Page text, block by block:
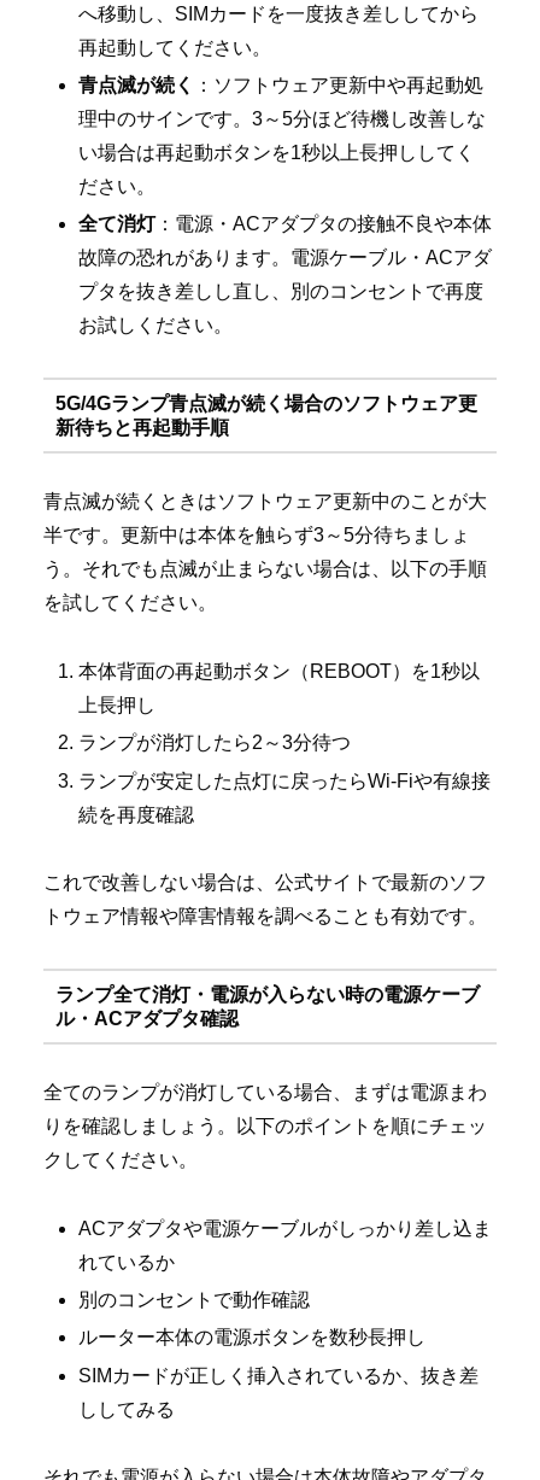
へ移動し、SIMカードを一度抜き差ししてから
再起動してください。
青点滅が続く
：ソフトウェア更新中や再起動処
理中のサインです。3～5分ほど待機し改善しな
い場合は再起動ボタンを1秒以上長押ししてく
ださい。
全て消灯：電源・ACアダプタの接触不良や本体
故障の恐れがあります。電源ケーブル・ACアダ
プタを抜き差しし直し、別のコンセントで再度
お試しください。
5G/4Gランプ青点滅が続く場合のソフトウェア更
新待ちと再起動手順
青点滅が続くときはソフトウェア更新中のことが大
半です。更新中は本体を触らず3～5分待ちましょ
う。それでも点滅が止まらない場合は、以下の手順
を試してください。
本体背面の再起動ボタン（REBOOT）を1秒以
上長押し
ランプが消灯したら2～3分待つ
ランプが安定した点灯に戻ったらWi-Fiや有線接
続を再度確認
これで改善しない場合は、公式サイトで最新のソフ
トウェア情報や障害情報を調べることも有効です。
ランプ全て消灯・電源が入らない時の電源ケーブ
ル・ACアダプタ確認
全てのランプが消灯している場合、まずは電源まわ
りを確認しましょう。以下のポイントを順にチェッ
クしてください。
ACアダプタや電源ケーブルがしっかり差し込ま
れているか
別のコンセントで動作確認
ルーター本体の電源ボタンを数秒長押し
SIMカードが正しく挿入されているか、抜き差
ししてみる